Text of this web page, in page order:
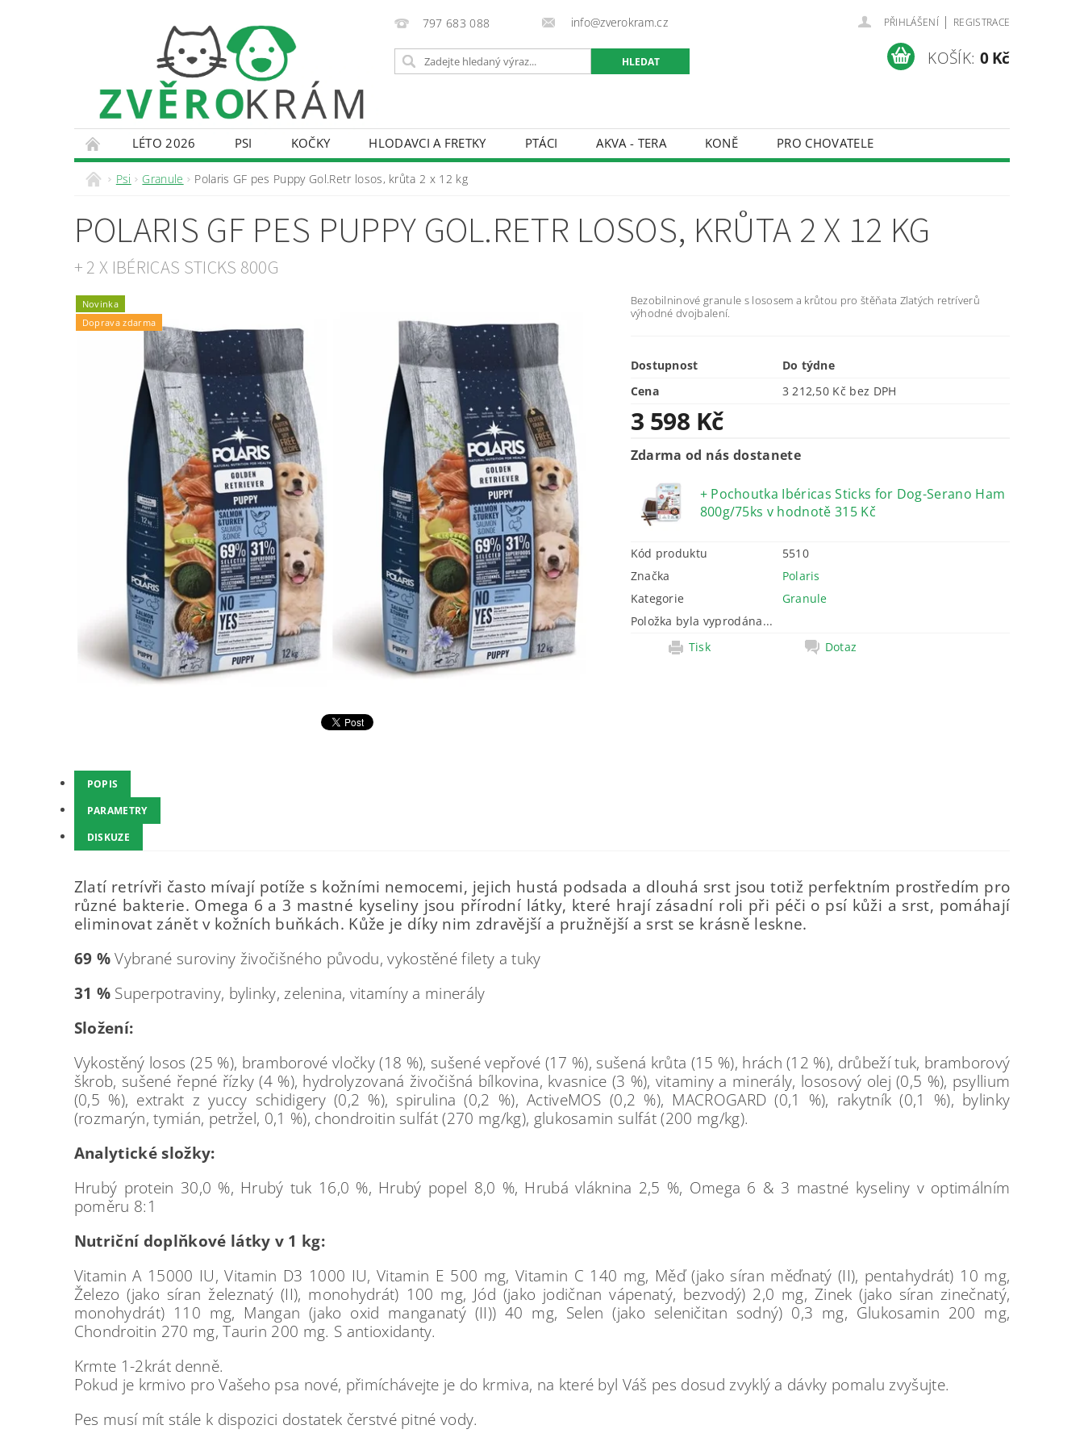
797 683 088 info@zverokram.cz PŘIHLÁŠENÍ | REGISTRACE
KOŠÍK: 0 Kč
LÉTO 2026 PSI KOČKY HLODAVCI A FRETKY PTÁCI AKVA - TERA KONĚ
PRO CHOVATELE
KONTAKTY
DOPRAVA A PLATBA OBCHODNÍ PODMÍNKY
Psi Granule Polaris GF pes Puppy Gol.Retr losos, krůta 2 x 12 kg
POLARIS GF PES PUPPY GOL.RETR LOSOS, KRŮTA 2 X 12 KG
+ 2 X IBÉRICAS STICKS 800G
Novinka
Doprava zdarma
Bezobilninové granule s lososem a krůtou pro štěňata Zlatých retríverů
výhodné dvojbalení.
Dostupnost
Do týdne
Cena
3 212,50 Kč bez DPH
3 598 Kč
Zdarma od nás dostanete
+ Pochoutka Ibéricas Sticks for Dog-Serano Ham
800g/75ks v hodnotě 315 Kč
Kód produktu
5510
Značka
Polaris
Kategorie
Granule
Položka byla vyprodána...
Tisk
Dotaz
POPIS
PARAMETRY
DISKUZE
Zlatí retrívři často mívají potíže s kožními nemocemi, jejich hustá podsada a dlouhá srst jsou totiž perfektním prostředím pro
různé bakterie. Omega 6 a 3 mastné kyseliny jsou přírodní látky, které hrají zásadní roli při péči o psí kůži a srst, pomáhají
eliminovat zánět v kožních buňkách. Kůže je díky nim zdravější a pružnější a srst se krásně leskne.
69 % Vybrané suroviny živočišného původu, vykostěné filety a tuky
31 % Superpotraviny, bylinky, zelenina, vitamíny a minerály
Složení:
Vykostěný losos (25 %), bramborové vločky (18 %), sušené vepřové (17 %), sušená krůta (15 %), hrách (12 %), drůbeží tuk, bramborový
škrob, sušené řepné řízky (4 %), hydrolyzovaná živočišná bílkovina, kvasnice (3 %), vitaminy a minerály, lososový olej (0,5 %), psyllium
(0,5 %), extrakt z yuccy schidigery (0,2 %), spirulina (0,2 %), ActiveMOS (0,2 %), MACROGARD (0,1 %), rakytník (0,1 %), bylinky
(rozmarýn, tymián, petržel, 0,1 %), chondroitin sulfát (270 mg/kg), glukosamin sulfát (200 mg/kg).
Analytické složky:
Hrubý protein 30,0 %, Hrubý tuk 16,0 %, Hrubý popel 8,0 %, Hrubá vláknina 2,5 %, Omega 6 & 3 mastné kyseliny v optimálním
poměru 8:1
Nutriční doplňkové látky v 1 kg:
Vitamin A 15000 IU, Vitamin D3 1000 IU, Vitamin E 500 mg, Vitamin C 140 mg, Měď (jako síran měďnatý (II), pentahydrát) 10 mg,
Železo (jako síran železnatý (II), monohydrát) 100 mg, Jód (jako jodičnan vápenatý, bezvodý) 2,0 mg, Zinek (jako síran zinečnatý,
monohydrát) 110 mg, Mangan (jako oxid manganatý (II)) 40 mg, Selen (jako seleničitan sodný) 0,3 mg, Glukosamin 200 mg,
Chondroitin 270 mg, Taurin 200 mg. S antioxidanty.
Krmte 1-2krát denně.
Pokud je krmivo pro Vašeho psa nové, přimíchávejte je do krmiva, na které byl Váš pes dosud zvyklý a dávky pomalu zvyšujte.
Pes musí mít stále k dispozici dostatek čerstvé pitné vody.